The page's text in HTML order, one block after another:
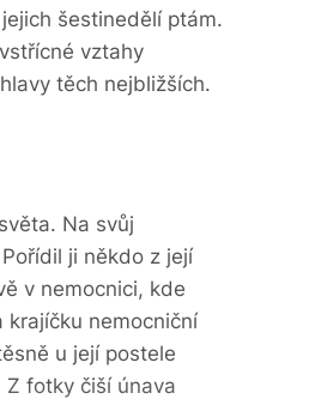
šestinedělí ptám.
vztahy
těch nejbližších.
Na svůj
ji někdo z její
v nemocnici, kde
krajíčku nemocniční
u její postele
fotky čiší únava